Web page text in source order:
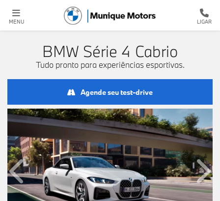
MENU LIGAR
BMW Série 4 Cabrio
Tudo pronto para experiências esportivas.
Agende seu test-drive
Anterior